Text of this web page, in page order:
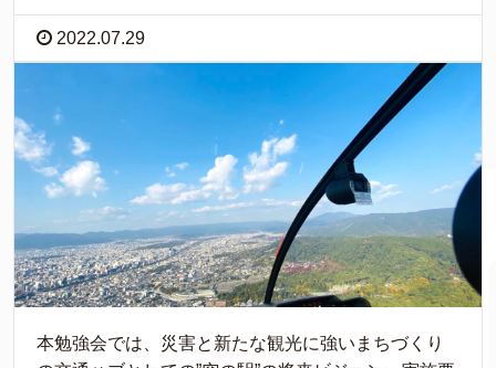
2022.07.29
本勉強会では、災害と新たな観光に強いまちづくり